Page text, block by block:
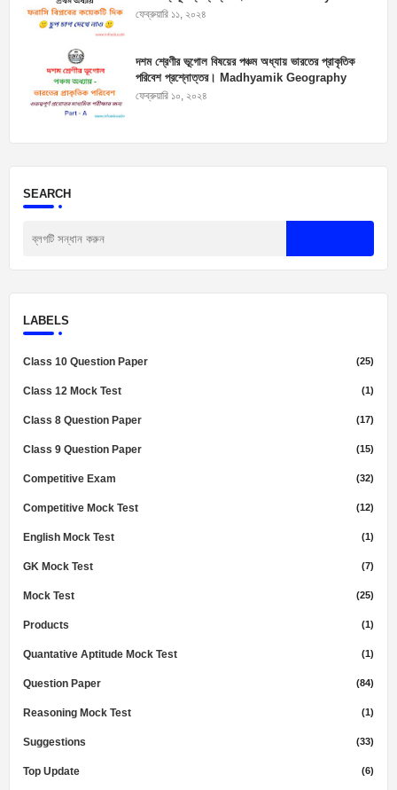
Suggestions
ফেব্রুয়ারি ১১, ২০২৪
দশম শ্রেণীর ভূগোল বিষয়ের পঞ্চম অধ্যায় ভারতের প্রাকৃতিক
পরিবেশ প্রশ্নোত্তর। Madhyamik Geography
Suggestion 2025
ফেব্রুয়ারি ১০, ২০২৪
SEARCH
LABELS
Class 10 Question Paper (25)
Class 12 Mock Test (1)
Class 8 Question Paper (17)
Class 9 Question Paper (15)
Competitive Exam (32)
Competitive Mock Test (12)
English Mock Test (1)
GK Mock Test (7)
Mock Test (25)
Products (1)
Quantative Aptitude Mock Test (1)
Question Paper (84)
Reasoning Mock Test (1)
Suggestions (33)
Top Update (6)